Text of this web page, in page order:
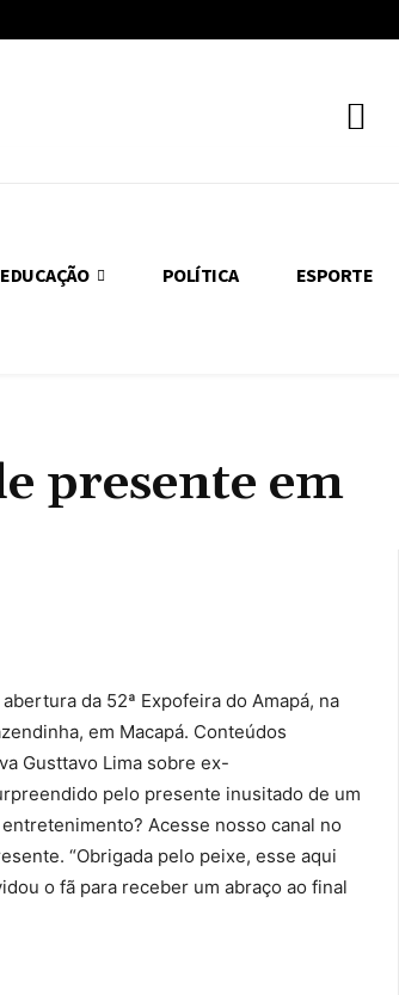
EDUCAÇÃO POLÍTICA ESPORTE
presente em
da 52ª Expofeira do Amapá, na
em Macapá. Conteúdos
Gusttavo Lima sobre ex-
pelo presente inusitado de um
Acesse nosso canal no
“Obrigada pelo peixe, esse aqui
o fã para receber um abraço ao final